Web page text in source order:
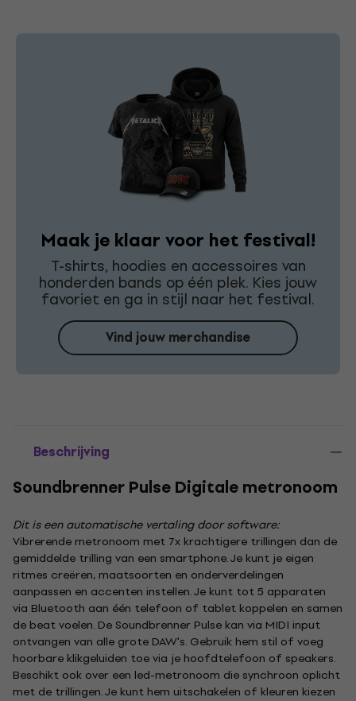
Maak je klaar voor het festival!
T-shirts, hoodies en accessoires van
honderden bands op één plek. Kies jouw
favoriet en ga in stijl naar het festival.
Vind jouw merchandise
Beschrijving
Soundbrenner Pulse Digitale metronoom
Dit is een automatische vertaling door software:
Vibrerende metronoom met 7x krachtigere trillingen dan de
gemiddelde trilling van een smartphone. Je kunt je eigen
ritmes creëren, maatsoorten en onderverdelingen
aanpassen en accenten instellen. Je kunt tot 5 apparaten
via Bluetooth aan één telefoon of tablet koppelen en samen
de beat voelen. De Soundbrenner Pulse kan via MIDI input
ontvangen van alle grote DAW's. Gebruik hem stil of voeg
hoorbare klikgeluiden toe via je hoofdtelefoon of speakers.
Beschikt ook over een led-metronoom die synchroon oplicht
met de trillingen. Je kunt hem uitschakelen of kleuren kiezen